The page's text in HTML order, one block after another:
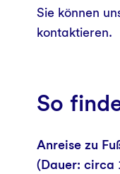
Sie können
kontaktieren.
So
Anreise zu
(Dauer: circa